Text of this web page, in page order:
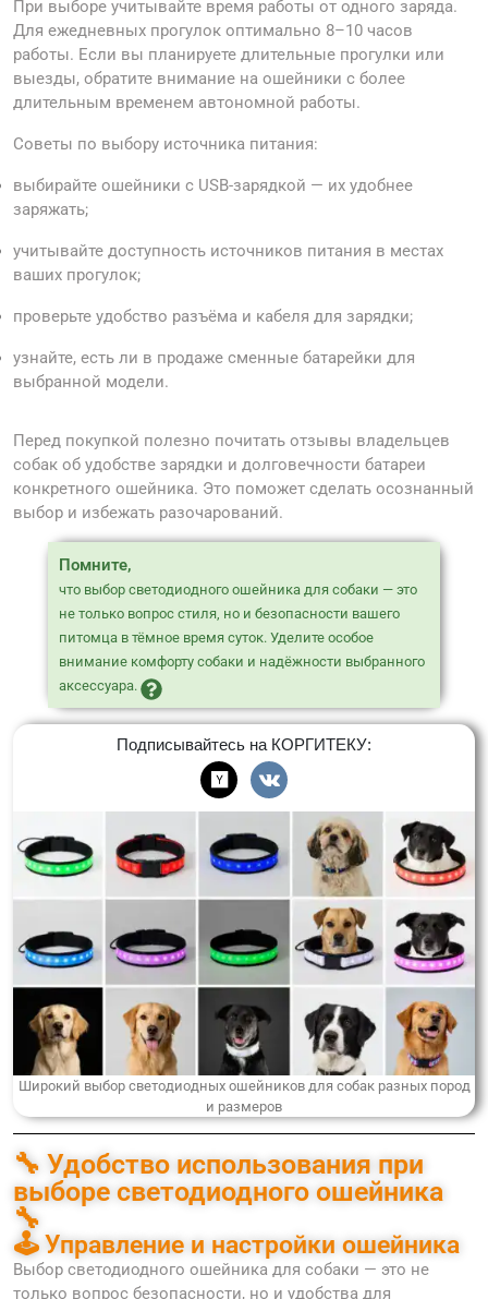
При выборе учитывайте время работы от одного заряда.
Для ежедневных прогулок оптимально 8–10 часов
работы. Если вы планируете длительные прогулки или
выезды, обратите внимание на ошейники с более
длительным временем автономной работы.
Советы по выбору источника питания:
выбирайте ошейники с USB-зарядкой — их удобнее
заряжать;
учитывайте доступность источников питания в местах
ваших прогулок;
проверьте удобство разъёма и кабеля для зарядки;
узнайте, есть ли в продаже сменные батарейки для
выбранной модели.
Перед покупкой полезно почитать отзывы владельцев
собак об удобстве зарядки и долговечности батареи
конкретного ошейника. Это поможет сделать осознанный
выбор и избежать разочарований.
Помните,
что выбор светодиодного ошейника для собаки — это
не только вопрос стиля, но и безопасности вашего
питомца в тёмное время суток. Уделите особое
внимание комфорту собаки и надёжности выбранного
аксессуара.
Подписывайтесь на КОРГИТЕКУ:
Широкий выбор светодиодных ошейников для собак разных пород
и размеров
🔧 Удобство использования при
выборе светодиодного ошейника
🔧
🕹 Управление и настройки ошейника
Выбор светодиодного ошейника для собаки — это не
только вопрос безопасности, но и удобства для